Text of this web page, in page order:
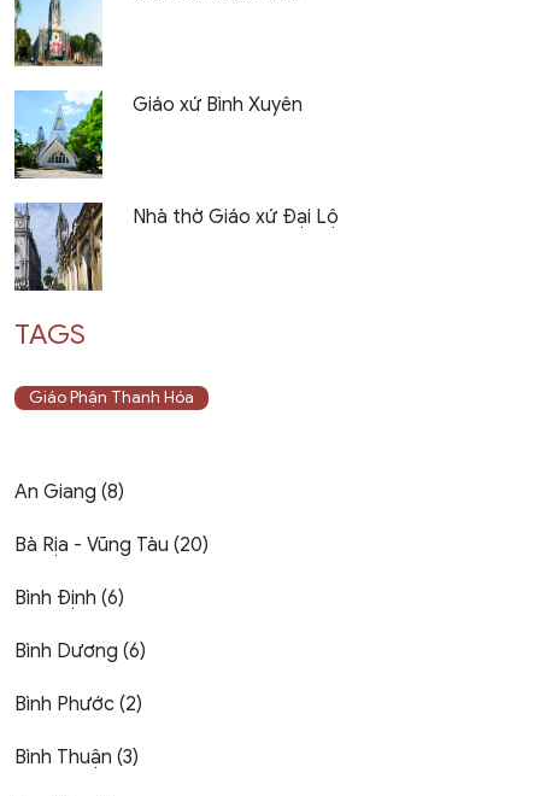
Giáo xứ Bình Xuyên
Nhà thờ Giáo xứ Đại Lộ
TAGS
Giáo Phận Thanh Hóa
An Giang (8)
Bà Rịa - Vũng Tàu (20)
Bình Định (6)
Bình Dương (6)
Bình Phước (2)
Bình Thuận (3)